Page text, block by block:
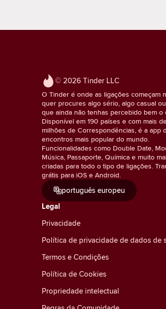
© 2026 Tinder LLC
O Tinder é onde as ligações começam
quer procures algo sério, algo casual
que ainda não tenhas percebido bem o
Disponível em 190 países e com mais
milhões de Correspondências, é a app
encontros mais popular do mundo.
Funcionalidades como Double Date,
Música, Passaporte, Química e muito
criadas para todo o tipo de ligações.
grátis para iOS e Android.
português europeu
Legal
Privacidade
Política de privacidade de dados de
Termos e Condições
Política de Cookies
Propriedade intelectual